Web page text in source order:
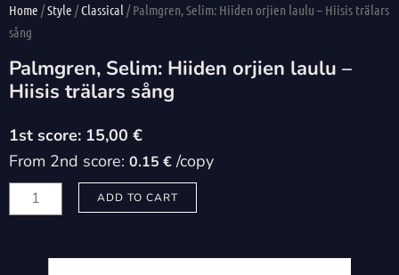
Home /Style /Classical / Palmgren, Selim: Hiiden orjien laulu – Hiisis trälars
sång
Palmgren, Selim: Hiiden orjien laulu –
Hiisis trälars sång
15,00 €
From 2nd score: 0.15 € /copy
Palmgren,
Selim:
ADD TO CART